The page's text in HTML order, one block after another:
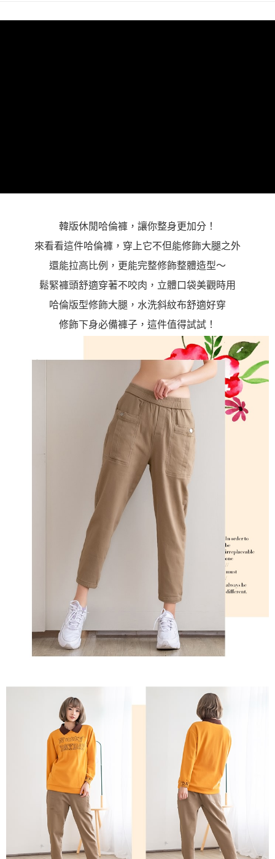
韓版休閒哈倫褲，讓你整身更加分！
來看看這件哈倫褲，穿上它不但能修飾大腿之外
還能拉高比例，更能完整修飾整體造型～
鬆緊褲頭舒適穿著不咬肉，立體口袋美觀時用
哈倫版型修飾大腿，水洗斜紋布舒適好穿
修飾下身必備褲子，這件值得試試！